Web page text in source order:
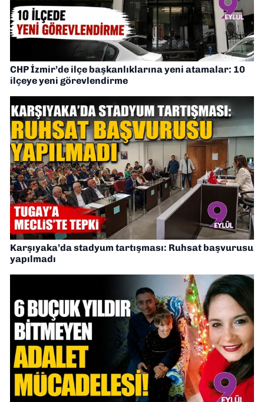
CHP İzmir’de ilçe başkanlıklarına yeni atamalar: 10
ilçeye yeni görevlendirme
Karşıyaka’da stadyum tartışması: Ruhsat başvurusu
yapılmadı